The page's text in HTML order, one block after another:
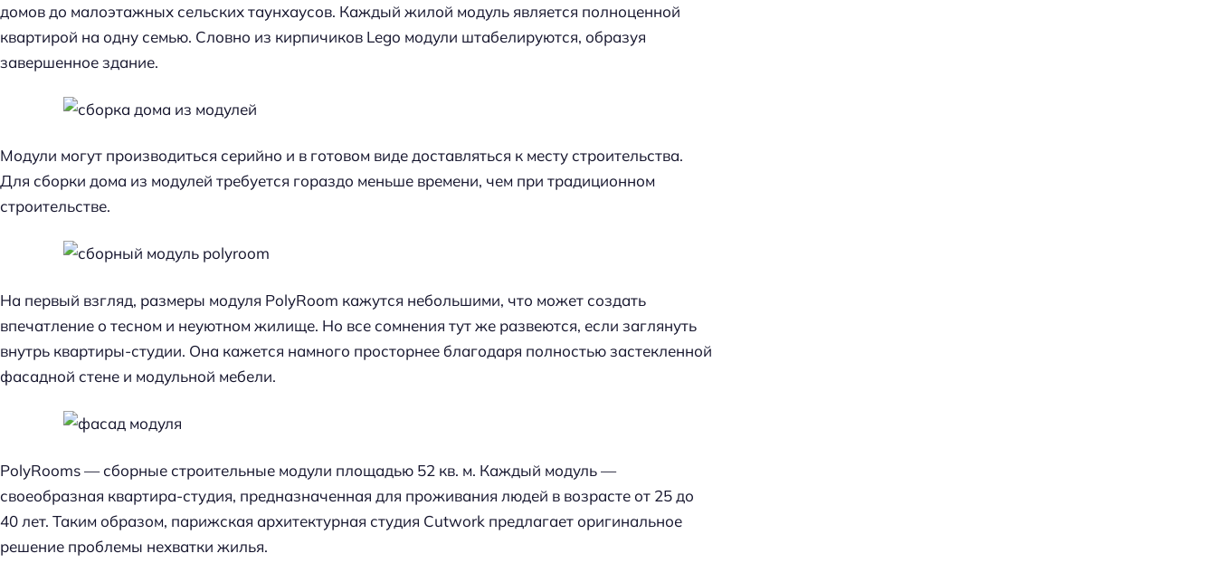
домов до малоэтажных сельских таунхаусов. Каждый жилой модуль является полноценной
квартирой на одну семью. Словно из кирпичиков Lego модули штабелируются, образуя
завершенное здание.
Модули могут производиться серийно и в готовом виде доставляться к месту строительства.
Для сборки дома из модулей требуется гораздо меньше времени, чем при традиционном
строительстве.
На первый взгляд, размеры модуля PolyRoom кажутся небольшими, что может создать
впечатление о тесном и неуютном жилище. Но все сомнения тут же развеются, если заглянуть
внутрь квартиры-студии. Она кажется намного просторнее благодаря полностью застекленной
фасадной стене и модульной мебели.
PolyRooms — сборные строительные модули площадью 52 кв. м. Каждый модуль —
своеобразная квартира-студия, предназначенная для проживания людей в возрасте от 25 до
40 лет. Таким образом, парижская архитектурная студия Cutwork предлагает оригинальное
решение проблемы нехватки жилья.